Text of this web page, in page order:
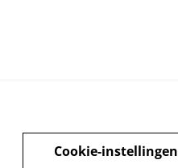
Cookie-instellingen